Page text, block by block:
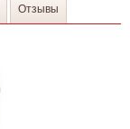
Отзывы